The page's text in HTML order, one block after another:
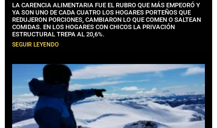
LA CARENCIA ALIMENTARIA FUE EL RUBRO QUE MÁS EMPEORÓ Y
YA SON UNO DE CADA CUATRO LOS HOGARES PORTEÑOS QUE
REDUJERON PORCIONES, CAMBIARON LO QUE COMEN O SALTEAN
COMIDAS. EN LOS HOGARES CON CHICOS LA PRIVACIÓN
ESTRUCTURAL TREPA AL 20,6%.
SEGUIR LEYENDO